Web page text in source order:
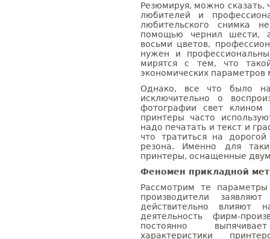
Резюмируя, можно сказать,
любителей и
любительского снимка
помощью чернил шести,
восьми цветов,
нужен и
мирятся с тем, что
экономических
Однако, все что было
исключительно о
фотографии свет
принтеры часто
надо печатать и текст и
что тратиться на
резона. Именно для
принтеры, оснащенные
Феномен прикладной
Рассмотрим те
производители
действительно влияют
деятельность фирм-
постоянно
характеристики